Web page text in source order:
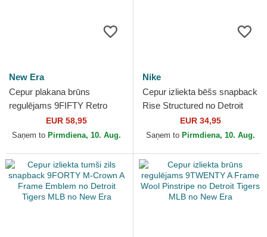
New Era
Cepur plakana brūns
regulējams 9FIFTY Retro
Crown Wool Pinstripe no
Detroit Tigers MLB no New
EUR 58,95
Saņem to Pirmdiena, 10. Aug.
Nike
Cepur izliekta bēšs snapback
Rise Structured no Detroit
Tigers MLB no Nike
EUR 34,95
Saņem to Pirmdiena, 10. Aug.